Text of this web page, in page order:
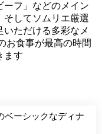
ーフ」などのメイン
そしてソムリエ厳選
ただける多彩なメ
お食事が最高の時間
ます
ベーシックなディナ